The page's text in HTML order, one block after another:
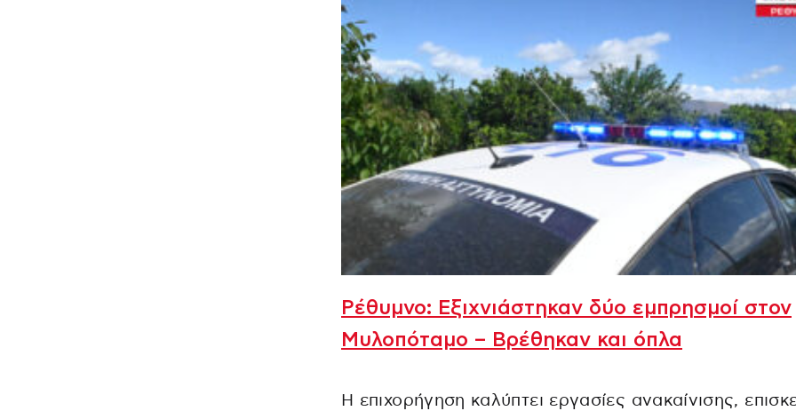
Ρέθυμνο: Εξιχνιάστηκαν δύο εμπρησμοί στον
Μυλοπόταμο – Βρέθηκαν και όπλα
Η επιχορήγηση καλύπτει εργασίες ανακαίνισης,